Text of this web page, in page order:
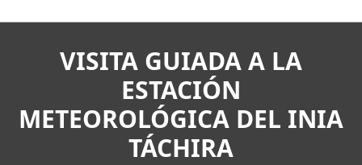
VISITA GUIADA A LA
ESTACIÓN
METEOROLÓGICA DEL INIA
TÁCHIRA